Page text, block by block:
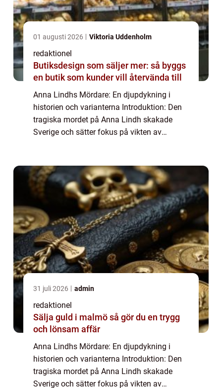
01 augusti 2026 Viktoria Uddenholm
redaktionel
Butiksdesign som säljer mer: så byggs
en butik som kunder vill återvända till
Anna Lindhs Mördare: En djupdykning i
historien och varianterna Introduktion: Den
tragiska mordet på Anna Lindh skakade
Sverige och sätter fokus på vikten av
31 juli 2026 admin
redaktionel
Sälja guld i malmö så gör du en trygg
och lönsam affär
Anna Lindhs Mördare: En djupdykning i
historien och varianterna Introduktion: Den
tragiska mordet på Anna Lindh skakade
Sverige och sätter fokus på vikten av